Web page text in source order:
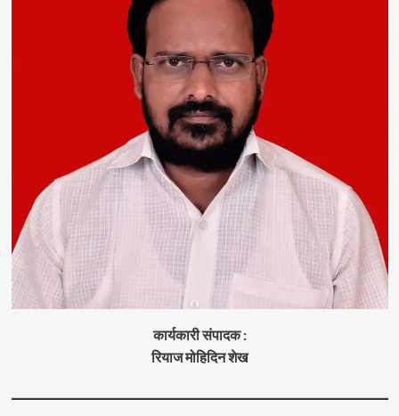
कार्यकारी संपादक :
रियाज मोहिदिन शेख